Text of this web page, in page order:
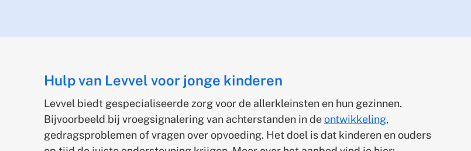
Hulp van Levvel voor jonge kinderen
Levvel biedt gespecialiseerde zorg voor de allerkleinsten en hun gezinnen.
Bijvoorbeeld bij vroegsignalering van achterstanden in deontwikkeling,
gedragsproblemen of vragen over opvoeding. Het doel is dat kinderen en ouders